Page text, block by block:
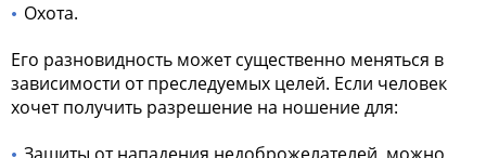
Охота.
Его разновидность может существенно меняться в
зависимости от преследуемых целей. Если человек
хочет получить разрешение на ношение для: